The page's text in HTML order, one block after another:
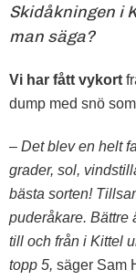
Skidåkningen i
man säga?
Vi har fått vykort
dump med snö
– Det blev en helt
grader, sol,
bästa sorten!
puderåkare. Bättre
till och från i Kittel
topp 5, säger Sam